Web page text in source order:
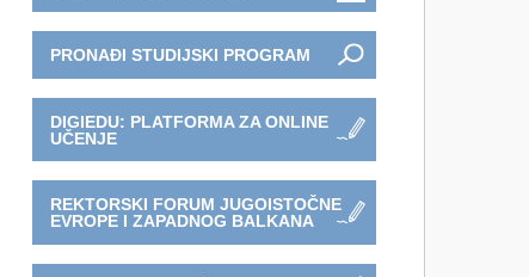
PRONAĐI STUDIJSKI PROGRAM
DIGIEDU: PLATFORMA ZA ONLINE
UČENJE
REKTORSKI FORUM JUGOISTOČNE
EVROPE I ZAPADNOG BALKANA